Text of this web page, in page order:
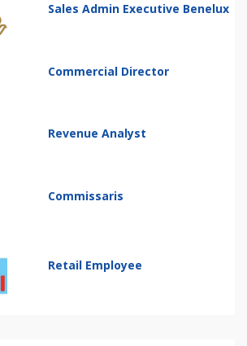
Sales Admin Executive Benelux
Commercial Director
Revenue Analyst
Commissaris
Retail Employee